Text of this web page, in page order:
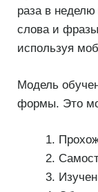
раза в
слова и фразы
используя
Модель
формы. Это